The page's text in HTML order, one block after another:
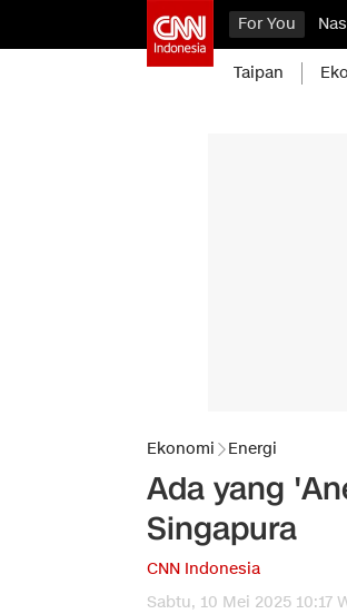
For You
Taipan
Ekonomi Energi
Ada yang
Singapura
CNN Indonesia
Sabtu, 10 Mei 2025 10:17